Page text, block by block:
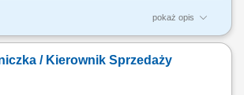
pokaż opis
rozwijasz zespół sprzedażowy – rekrutujesz,
za wyniki i sposób ich osiągania,
o wzajemne zaufanie i partnerską
/ Kierownik Sprzedaży